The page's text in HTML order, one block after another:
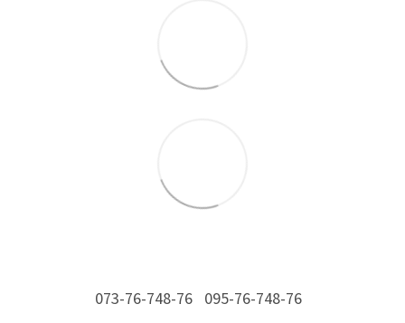
073-76-748-76 095-76-748-76